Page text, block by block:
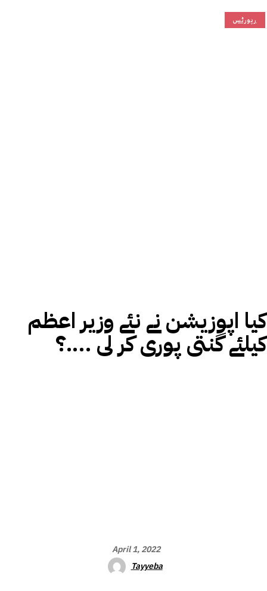
رپورٹس
کیا اپوزیشن نے نئے وزیر اعظم
کیلئے گنتی پوری کر لی ….؟
April 1, 2022
Tayyeba